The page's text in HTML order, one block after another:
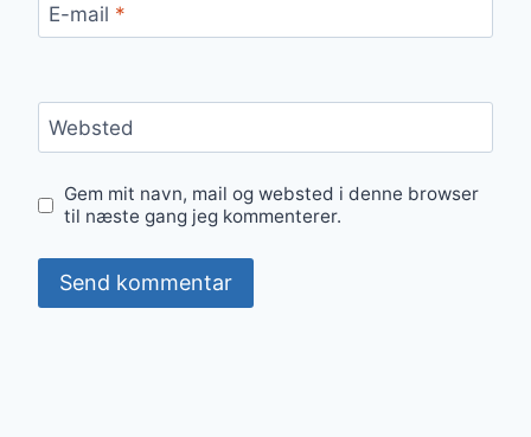
E-mail *
Websted
Gem mit navn, mail og websted i denne browser
til næste gang jeg kommenterer.